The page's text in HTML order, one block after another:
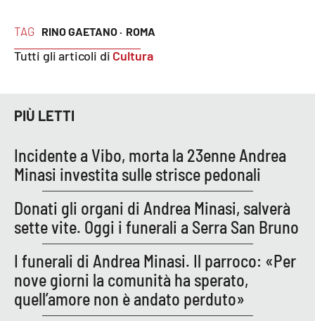
TAG RINO GAETANO · ROMA
Tutti gli articoli di Cultura
PIÙ LETTI
Incidente a Vibo, morta la 23enne Andrea
Minasi investita sulle strisce pedonali
Donati gli organi di Andrea Minasi, salverà
sette vite. Oggi i funerali a Serra San Bruno
I funerali di Andrea Minasi. Il parroco: «Per
nove giorni la comunità ha sperato,
quell’amore non è andato perduto»